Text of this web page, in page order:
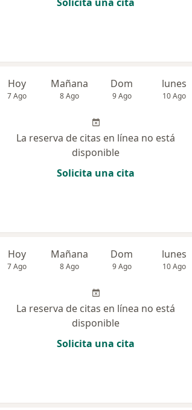
Hoy
7 Ago
Mañana
8 Ago
Dom
9 Ago
lunes
10 Ago
La reserva de citas en línea no está
disponible
Solicita una cita
Hoy
7 Ago
Mañana
8 Ago
Dom
9 Ago
lunes
10 Ago
La reserva de citas en línea no está
disponible
Solicita una cita